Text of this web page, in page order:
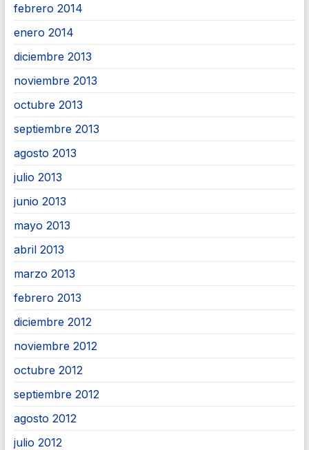
febrero 2014
enero 2014
diciembre 2013
noviembre 2013
octubre 2013
septiembre 2013
agosto 2013
julio 2013
junio 2013
mayo 2013
abril 2013
marzo 2013
febrero 2013
diciembre 2012
noviembre 2012
octubre 2012
septiembre 2012
agosto 2012
julio 2012